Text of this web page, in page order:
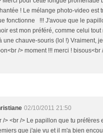
! Le mélange photo-video est
fonctionne !!! J'avoue que le
est mon préféré, comme celui tout
une chauve-souris (lol !) Vraiment,
/> moment !!! merci ! bisous<br
02/10/2011 21:50
/> <br /> Le papillon que tu préfères
que j'aie vu et il m'a bien